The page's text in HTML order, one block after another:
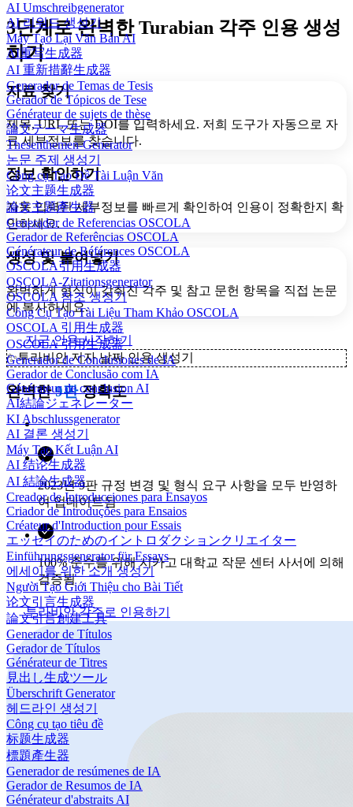
AI Umschreibgenerator
AI 리워드 생성기
Máy Tạo Lại Văn Bản AI
AI重写生成器
AI 重新措辭生成器
Generador de Temas de Tesis
Gerador de Tópicos de Tese
Générateur de sujets de thèse
論文テーマ生成器
Thesenthemen-Generator
논문 주제 생성기
Công cụ Tạo Đề Tài Luận Văn
论文主题生成器
論文主題產生器
Generador de Referencias OSCOLA
Gerador de Referências OSCOLA
Générateur de Références OSCOLA
OSCOLA引用生成器
OSCOLA-Zitationsgenerator
OSCOLA 참조 생성기
Công Cụ Tạo Tài Liệu Tham Khảo OSCOLA
OSCOLA 引用生成器
OSCOLA 引用生成器
Generador de Conclusiones de IA
Gerador de Conclusão com IA
Générateur de conclusion AI
AI結論ジェネレーター
KI Abschlussgenerator
AI 결론 생성기
Máy Tạo Kết Luận AI
AI 结论生成器
AI 結論生成器
Creador de Introducciones para Ensayos
Criador de Introduções para Ensaios
Créateur d'Introduction pour Essais
エッセイのためのイントロダクションクリエイター
Einführungsgenerator für Essays
에세이를 위한 소개 생성기
Người Tạo Giới Thiệu cho Bài Tiết
论文引言生成器
論文引言創建工具
Generador de Títulos
Gerador de Títulos
Générateur de Titres
見出し生成ツール
Überschrift Generator
헤드라인 생성기
Công cụ tạo tiêu đề
标题生成器
標題產生器
Generador de resúmenes de IA
Gerador de Resumos de IA
Générateur d'abstraits AI
3단계로 완벽한 Turabian 각주 인용 생성
하기
자료 찾기
제목, URL 또는 DOI를 입력하세요. 저희 도구가 자동으로 자
료 세부정보를 찾습니다.
정보 확인하기
자동 입력된 세부정보를 빠르게 확인하여 인용이 정확한지 확
인하세요.
생성 및 붙여넣기
완벽하게 형식이 갖춰진 각주 및 참고 문헌 항목을 직접 논문
에 복사하세요.
지금 인용 시작하기
✨투라비안 저자 날짜 인용 생성기
완벽한9판정확도
2023년 9판 규정 변경 및 형식 요구 사항을 모두 반영하
여 업데이트됨
100% 준수를 위해 시카고 대학교 작문 센터 사서에 의해
검증됨
투라비안 각주로 인용하기